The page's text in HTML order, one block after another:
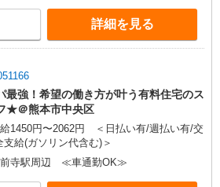
詳細を見る
最強！希望の働き方が叶う有料住宅のス
★＠熊本市中央区
1450円〜2062円 ＜日払い有/週払い有/交
支給(ガソリン代含む)＞
寺駅周辺 ≪車通勤OK≫